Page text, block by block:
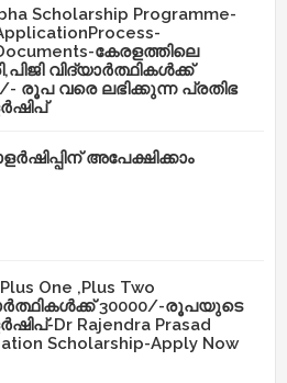
Scholarship Programme-
കേരളത്തിലെ
വിദ്യാർത്ഥികൾക്ക്
രൂപ വരെ ലഭിക്കുന്ന പ്രതിഭ
അപേക്ഷിക്കാം
One ,Plus Two
30000/-രൂപയുടെ
Dr Rajendra Prasad
Scholarship-Apply Now